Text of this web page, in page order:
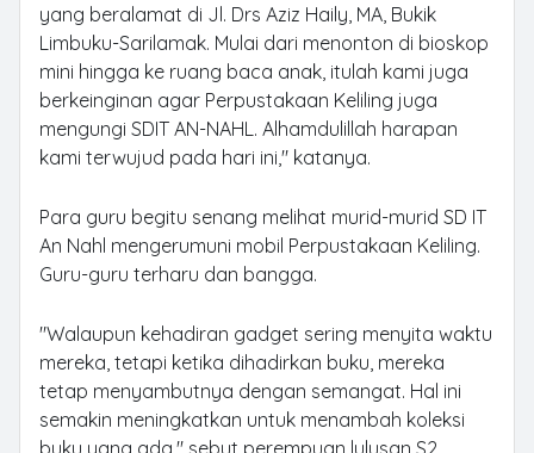
yang beralamat di Jl. Drs Aziz Haily, MA, Bukik
Limbuku-Sarilamak. Mulai dari menonton di bioskop
mini hingga ke ruang baca anak, itulah kami juga
berkeinginan agar Perpustakaan Keliling juga
mengungi SDIT AN-NAHL. Alhamdulillah harapan
kami terwujud pada hari ini," katanya.
Para guru begitu senang melihat murid-murid SD IT
An Nahl mengerumuni mobil Perpustakaan Keliling.
Guru-guru terharu dan bangga.
"Walaupun kehadiran gadget sering menyita waktu
mereka, tetapi ketika dihadirkan buku, mereka
tetap menyambutnya dengan semangat. Hal ini
semakin meningkatkan untuk menambah koleksi
buku yang ada," sebut perempuan lulusan S2